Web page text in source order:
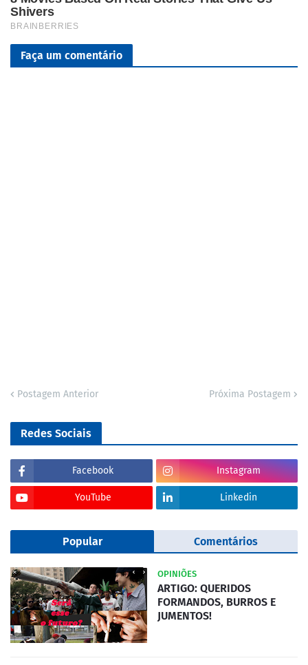
Faça um comentário
Postagem Anterior Próxima Postagem
Redes Sociais
Facebook Instagram
YouTube Linkedin
Popular Comentários
OPINIÕES
ARTIGO: QUERIDOS
FORMANDOS, BURROS E
JUMENTOS!